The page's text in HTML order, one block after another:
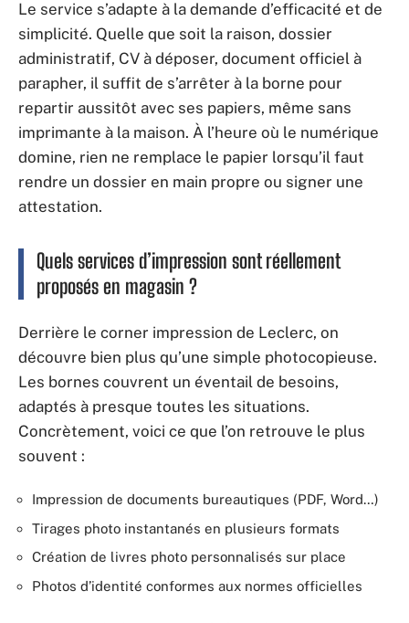
Le service s’adapte à la demande d’efficacité et de
simplicité. Quelle que soit la raison, dossier
administratif, CV à déposer, document officiel à
parapher, il suffit de s’arrêter à la borne pour
repartir aussitôt avec ses papiers, même sans
imprimante à la maison. À l’heure où le numérique
domine, rien ne remplace le papier lorsqu’il faut
rendre un dossier en main propre ou signer une
attestation.
Quels services d’impression sont réellement
proposés en magasin ?
Derrière le corner impression de Leclerc, on
découvre bien plus qu’une simple photocopieuse.
Les bornes couvrent un éventail de besoins,
adaptés à presque toutes les situations.
Concrètement, voici ce que l’on retrouve le plus
souvent :
Impression de documents bureautiques (PDF, Word…)
Tirages photo instantanés en plusieurs formats
Création de livres photo personnalisés sur place
Photos d’identité conformes aux normes officielles